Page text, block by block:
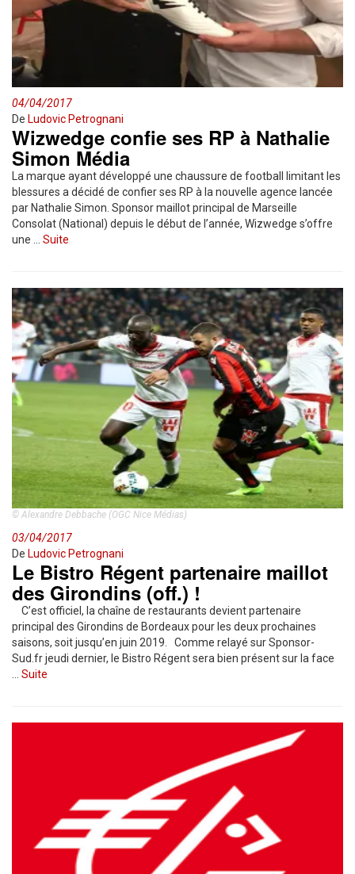
04/04/2017
De Ludovic Petrognani
Wizwedge confie ses RP à Nathalie
Simon Média
La marque ayant développé une chaussure de football limitant les
blessures a décidé de confier ses RP à la nouvelle agence lancée
par Nathalie Simon. Sponsor maillot principal de Marseille
Consolat (National) depuis le début de l’année, Wizwedge s’offre
une … Suite
© Alexandre Debbache (OGC Nice Médias)
03/04/2017
De Ludovic Petrognani
Le Bistro Régent partenaire maillot
des Girondins (off.) !
C’est officiel, la chaîne de restaurants devient partenaire
principal des Girondins de Bordeaux pour les deux prochaines
saisons, soit jusqu’en juin 2019. Comme relayé sur Sponsor-
Sud.fr jeudi dernier, le Bistro Régent sera bien présent sur la face
Suite